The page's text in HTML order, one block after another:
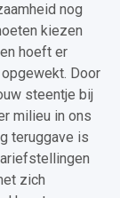
nog
kiezen
hoeft er
Door
steentje bij
milieu in ons
teruggave is
zich